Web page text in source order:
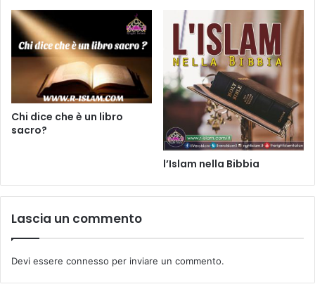
Chi dice che è un libro
sacro?
l’Islam nella Bibbia
Lascia un commento
Devi essere connesso per inviare un commento.